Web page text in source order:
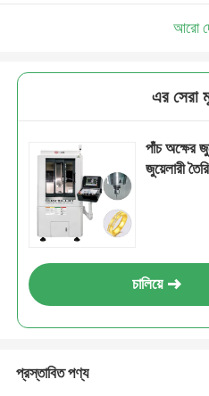
আরো
এর সেরা
পাঁচ অক্ষের
জুয়েলারী
চালিয়ে
প্রস্তাবিত পণ্য